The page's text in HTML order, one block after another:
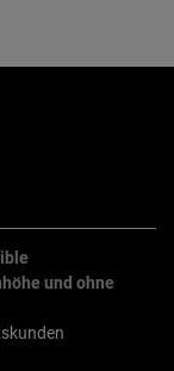
und ohne